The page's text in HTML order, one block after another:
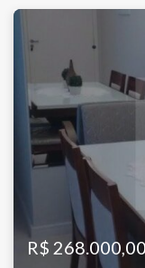
R$ 268.000,00